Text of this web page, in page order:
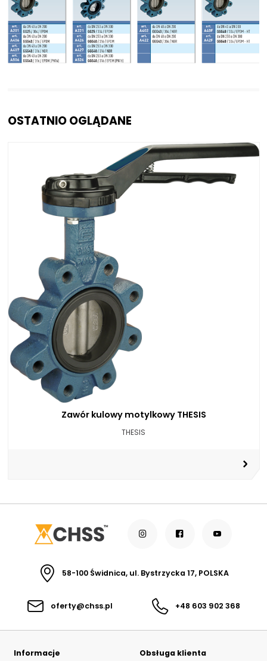
OSTATNIO OGLĄDANE
Zawór kulowy motylkowy THESIS
THESIS
58-100 Świdnica, ul. Bystrzycka 17, POLSKA
oferty@chss.pl +48 603 902 368
Informacje
Obsługa klienta